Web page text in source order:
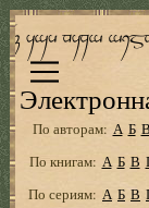
По авторам: А Б В
По книгам: А Б В
По сериям: А Б В